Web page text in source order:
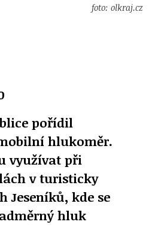
foto: olkraj.cz
pořídil
hlukoměr.
využívat při
v turisticky
Jeseníků, kde se
hluk